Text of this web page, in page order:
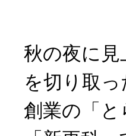
秋の夜に
を切り取
創業の「